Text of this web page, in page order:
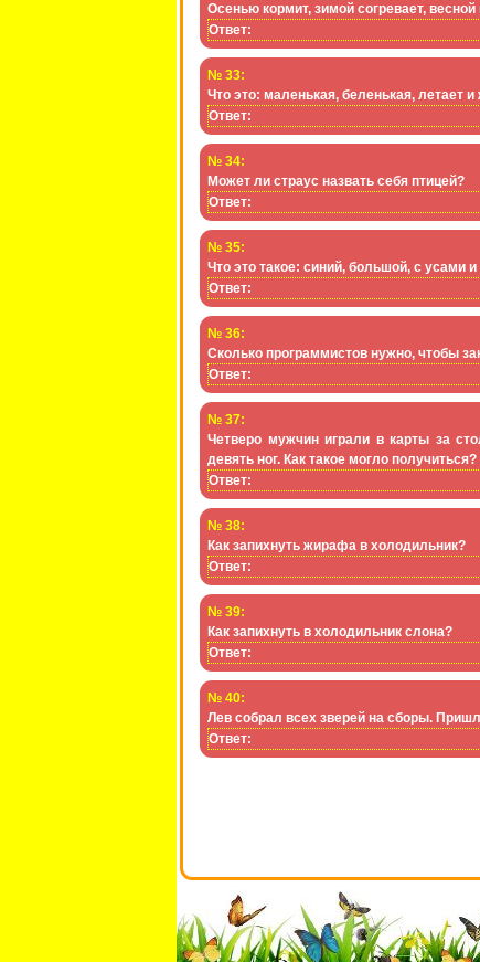
Осенью кормит, зимой согревает,
Ответ:
№ 33:
Что это: маленькая, беленькая, летает
Ответ:
№ 34:
Может ли страус назвать себя птицей?
Ответ:
№ 35:
Что это такое: синий, большой, с усами
Ответ:
№ 36:
Сколько программистов нужно, чтобы
Ответ:
№ 37:
Четверо мужчин играли в карты за
девять ног. Как такое могло
Ответ:
№ 38:
Как запихнуть жирафа в холодильник?
Ответ:
№ 39:
Как запихнуть в холодильник слона?
Ответ:
№ 40:
Лев собрал всех зверей на сборы.
Ответ: